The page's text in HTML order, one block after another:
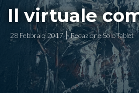
Il virtuale
28 Febbraio 2017 Redazione SoloTablet